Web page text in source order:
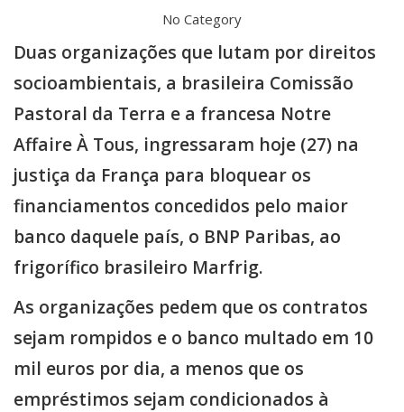
No Category
Duas organizações que lutam por direitos
socioambientais, a brasileira Comissão
Pastoral da Terra e a francesa Notre
Affaire À Tous, ingressaram hoje (27) na
justiça da França para bloquear os
financiamentos concedidos pelo maior
banco daquele país, o BNP Paribas, ao
frigorífico brasileiro Marfrig.
As organizações pedem que os contratos
sejam rompidos e o banco multado em 10
mil euros por dia, a menos que os
empréstimos sejam condicionados à